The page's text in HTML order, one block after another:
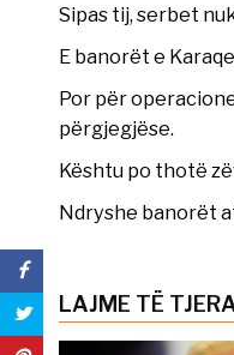
Sipas tij, serbet
E banorët e
Por për
përgjegjëse.
Kështu po thotë
Ndryshe banorët
LAJME TË